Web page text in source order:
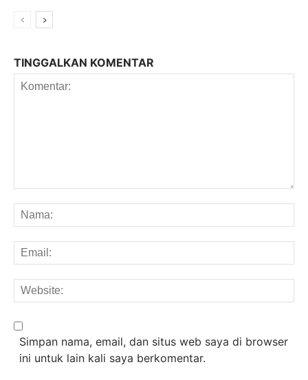
TINGGALKAN KOMENTAR
Simpan nama, email, dan situs web saya di browser
ini untuk lain kali saya berkomentar.